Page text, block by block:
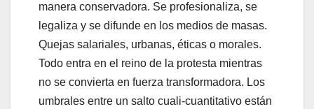
manera conservadora. Se profesionaliza, se
legaliza y se difunde en los medios de masas.
Quejas salariales, urbanas, éticas o morales.
Todo entra en el reino de la protesta mientras
no se convierta en fuerza transformadora. Los
umbrales entre un salto cuali-cuantitativo están